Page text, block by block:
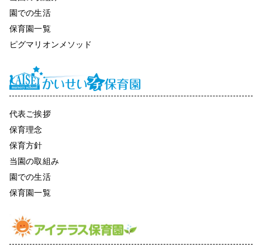
園での生活
保育園一覧
ピグマリオンメソッド
代表ご挨拶
保育理念
保育方針
当園の取組み
園での生活
保育園一覧